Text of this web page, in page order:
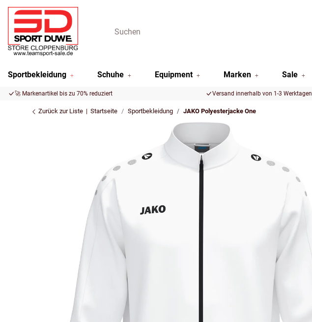
Sportbekleidung Schuhe Equipment Marken Sale
🚀 Markenartikel bis zu 70% reduziert Versand innerhalb von 1-3 Werktagen
Zurück zur Liste Startseite Sportbekleidung JAKO Polyesterjacke One